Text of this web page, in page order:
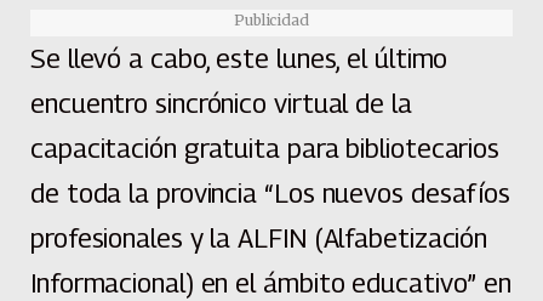
Publicidad
Se llevó a cabo, este lunes, el último
encuentro sincrónico virtual de la
capacitación gratuita para bibliotecarios
de toda la provincia “Los nuevos desafíos
profesionales y la ALFIN (Alfabetización
Informacional) en el ámbito educativo” en